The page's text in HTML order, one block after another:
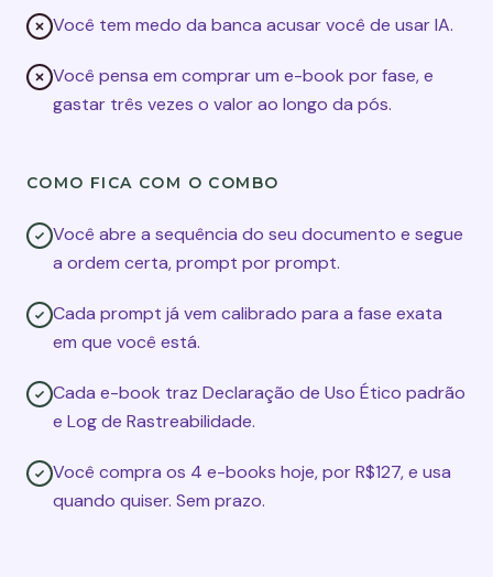
Você tem medo da banca acusar você de usar IA.
Você pensa em comprar um e-book por fase, e
gastar três vezes o valor ao longo da pós.
COMO FICA COM O COMBO
Você abre a sequência do seu documento e segue
a ordem certa, prompt por prompt.
Cada prompt já vem calibrado para a fase exata
em que você está.
Cada e-book traz Declaração de Uso Ético padrão
e Log de Rastreabilidade.
Você compra os 4 e-books hoje, por R$127, e usa
quando quiser. Sem prazo.